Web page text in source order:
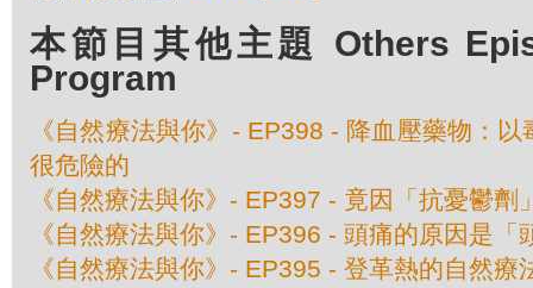
本節目其他主題 Others
Program
《自然療法與你》- EP398 - 降血壓藥物：
很危險的
《自然療法與你》- EP397 - 竟因「抗憂鬱劑
《自然療法與你》- EP396 - 頭痛的原因是「
《自然療法與你》- EP395 - 登革熱的自然療